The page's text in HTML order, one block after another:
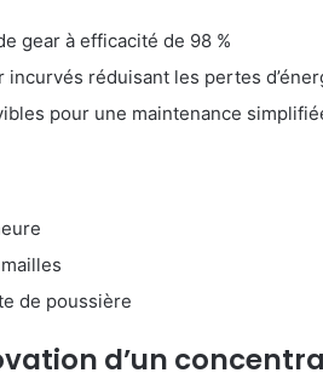
gear à efficacité de 98 %
incurvés réduisant les pertes
pour une maintenance
de poussière
d’un